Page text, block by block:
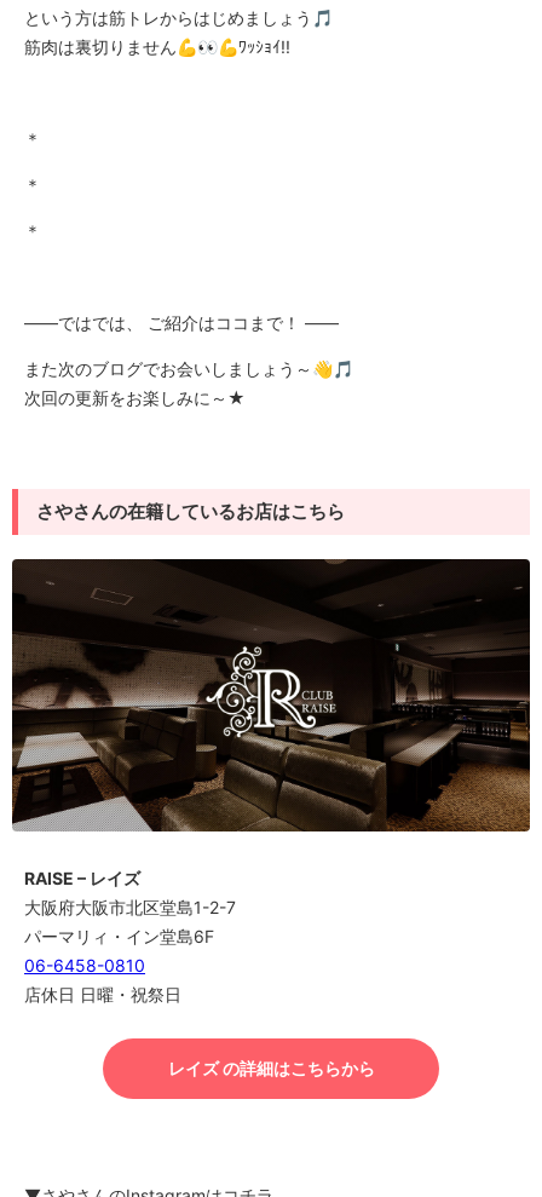
という方は筋トレからはじめましょう🎵
筋肉は裏切りません💪👀💪ﾜｯｼｮｲ!!
＊
＊
＊
――ではでは、 ご紹介はココまで！ ――
また次のブログでお会いしましょう～👋🎵
次回の更新をお楽しみに～★
さやさんの在籍しているお店はこちら
RAISE – レイズ
大阪府大阪市北区堂島1-2-7
パーマリィ・イン堂島6F
06-6458-0810
店休日 日曜・祝祭日
レイズ の詳細はこちらから